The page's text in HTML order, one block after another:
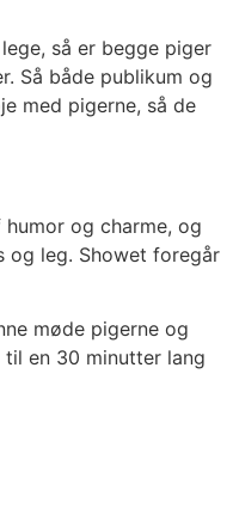
så er begge piger
Så både publikum og
med pigerne, så de
og charme, og
og leg. Showet foregår
møde pigerne og
en 30 minutter lang